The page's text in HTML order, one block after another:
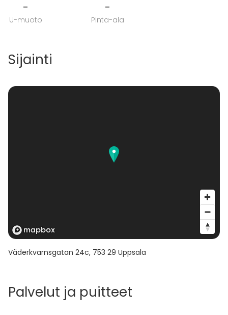
-
U-muoto
-
Pinta-ala
Sijainti
Väderkvarnsgatan 24c, 753 29 Uppsala
Palvelut ja puitteet